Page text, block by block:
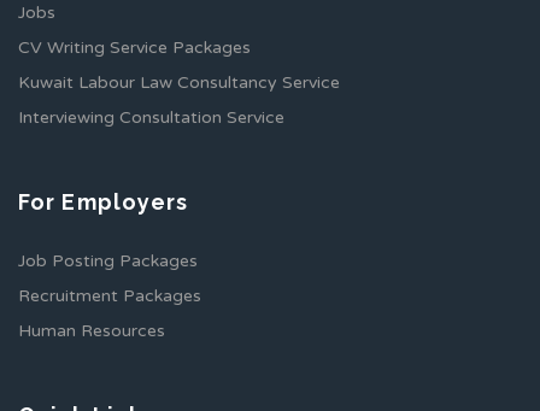
Jobs
CV Writing Service Packages
Kuwait Labour Law Consultancy Service
Interviewing Consultation Service
For Employers
Job Posting Packages
Recruitment Packages
Human Resources